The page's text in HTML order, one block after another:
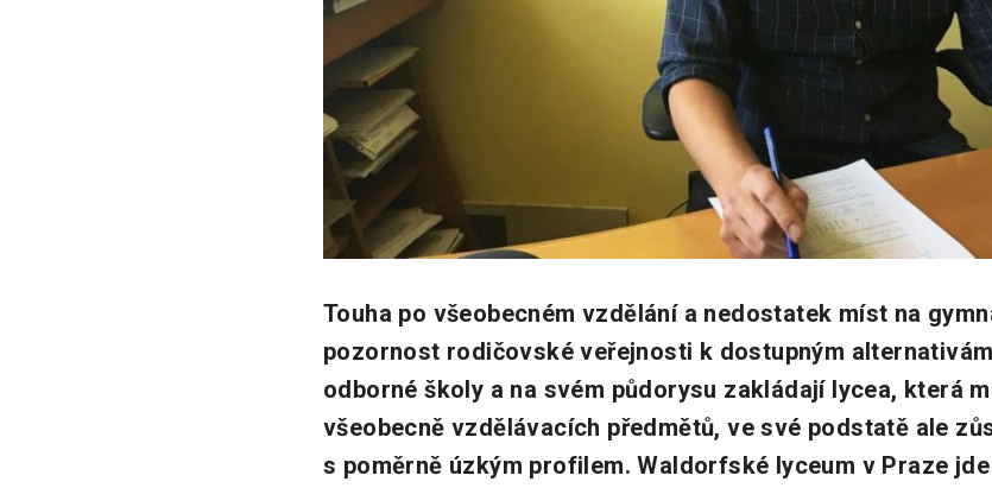
Touha po všeobecném vzdělání a nedostatek míst na
pozornost rodičovské veřejnosti k dostupným
odborné školy a na svém půdorysu zakládají lycea, která
všeobecně vzdělávacích předmětů, ve své podstatě ale
s poměrně úzkým profilem. Waldorfské lyceum v Praze